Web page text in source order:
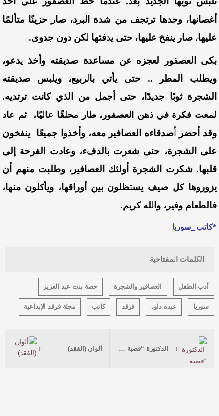
أغصانها، وجدها ترتجف من شدة البرد، صار حزينًا متألمًا
عليها، صار ينفخ عليها، حتى يدفئها لكن دون جدوى.
بكى العصفور لعجزه عن مساعدة صديقته وأخذ يدعو،
ويطلب المطر .. حتى يأتي بالربيع، ويلبس صديقته
الشجرة ثوبًا جديدًا، حتى أجمل من الذي كانت ترتديه.
لمعت فكرة في ذهن العصفور، طار محلقًا عاليًا، ثم عاد
وقد أحضر أصدقاءه العصافير معه، وأخذوا جميعًا ينفخون
على الشجرة، حتى شعرت بالدفء، وعادت الفرحة إلى
قلبها. شكرت الشجرة أولئك العصافير، وطلبت منهم أن
يزوروها كل صيف يستظلون بين أوراقها، ويأكلون منها،
فالطعام وفير، والله كريم.
*كاتب _سوريا
الكلمات المفتاحية
أدب الطفل العصافير والشجرة حصة بنت عبد العزيز
سوريا عبده داود فرقد كاتب مجلة فرقد الإبداعية
الدكتورة “فضية الريس” و أدب بناء الأطفال ألوان (الفقد)